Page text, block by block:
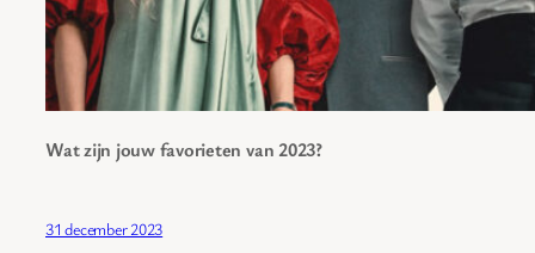
Wat zijn jouw favorieten van 2023?
31 december 2023